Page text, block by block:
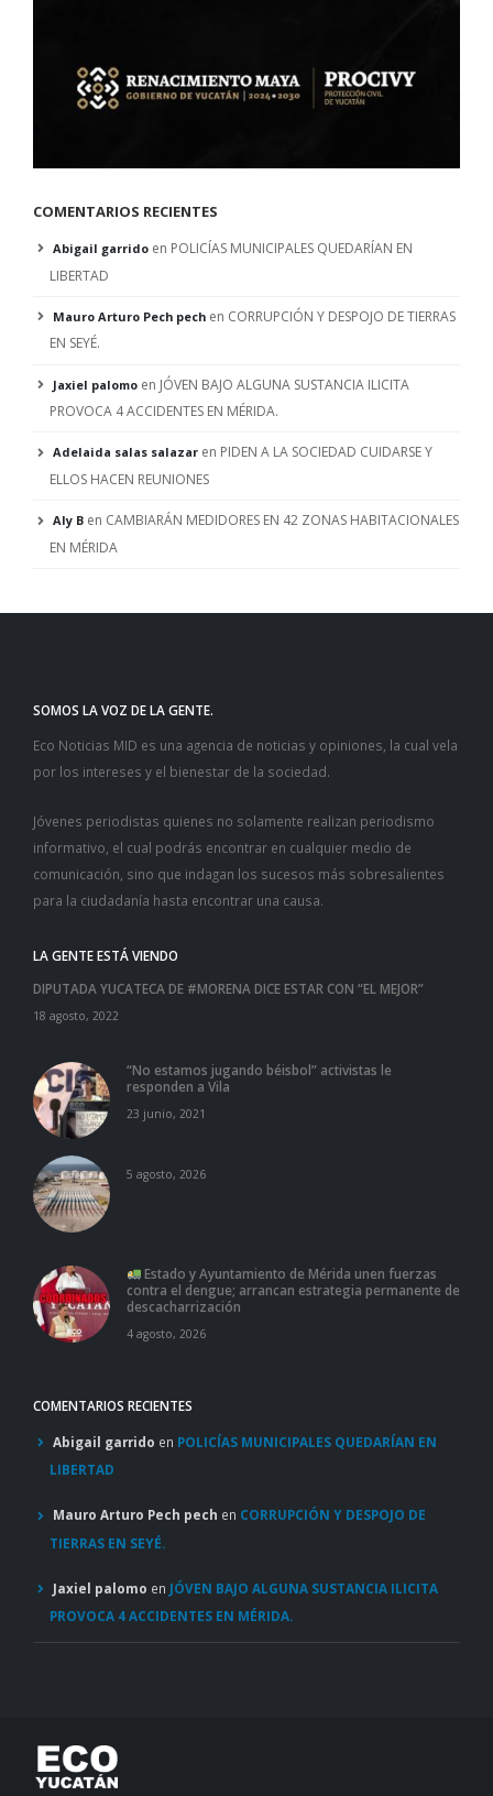
COMENTARIOS RECIENTES
Abigail garrido en POLICÍAS MUNICIPALES QUEDARÍAN EN
LIBERTAD
Mauro Arturo Pech pech en CORRUPCIÓN Y DESPOJO DE TIERRAS
EN SEYÉ.
Jaxiel palomo en JÓVEN BAJO ALGUNA SUSTANCIA ILICITA
PROVOCA 4 ACCIDENTES EN MÉRIDA.
Adelaida salas salazar en PIDEN A LA SOCIEDAD CUIDARSE Y
ELLOS HACEN REUNIONES
Aly B en CAMBIARÁN MEDIDORES EN 42 ZONAS HABITACIONALES
EN MÉRIDA
SOMOS LA VOZ DE LA GENTE.
Eco Noticias MID es una agencia de noticias y opiniones, la cual vela
por los intereses y el bienestar de la sociedad.
Jóvenes periodistas quienes no solamente realizan periodismo
informativo, el cual podrás encontrar en cualquier medio de
comunicación, sino que indagan los sucesos más sobresalientes
para la ciudadanía hasta encontrar una causa.
LA GENTE ESTÁ VIENDO
DIPUTADA YUCATECA DE #MORENA DICE ESTAR CON “EL MEJOR”
18 agosto, 2022
“No estamos jugando béisbol” activistas le
responden a Vila
23 junio, 2021
5 agosto, 2026
Estado y Ayuntamiento de Mérida unen fuerzas
contra el dengue; arrancan estrategia permanente de
descacharrización
4 agosto, 2026
COMENTARIOS RECIENTES
Abigail garrido en POLICÍAS MUNICIPALES QUEDARÍAN EN
LIBERTAD
Mauro Arturo Pech pech en CORRUPCIÓN Y DESPOJO DE
TIERRAS EN SEYÉ.
Jaxiel palomo en JÓVEN BAJO ALGUNA SUSTANCIA ILICITA
PROVOCA 4 ACCIDENTES EN MÉRIDA.